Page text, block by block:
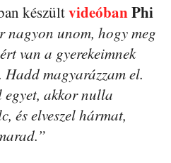
készültvideóbanPhi
nagyon unom, hogy meg
van a gyerekeimnek
magyarázzam el.
egyet, akkor nulla
és elveszel hármat,